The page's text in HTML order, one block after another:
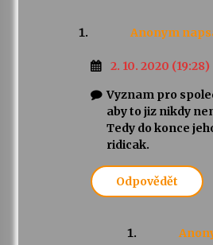
Anonym
2. 10. 2020 (19:28)
Vyznam pro
aby to jiz nikdy
Tedy do konce
ridicak.
Odpovědět